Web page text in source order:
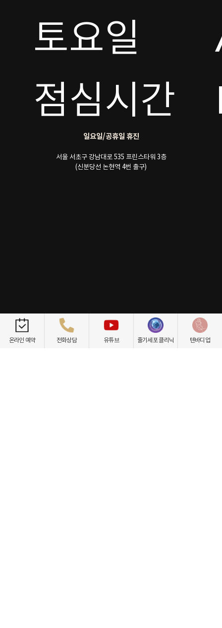
토요일
점심시간
일요일/공휴일 휴진
서울 서초구 강남대로 535 프린스타워 3층
(신분당선 논현역 4번 출구)
개인정보취급방침 이용약관 환자권리장전 비급여항목
온라인 예약 전화상담 유튜브 줄기세포 클리닉 텐바디업